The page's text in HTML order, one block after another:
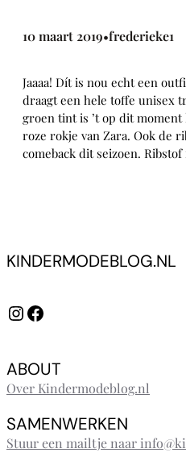
10 maart 2019•frederieke1
Jaaaa! Dít is nou echt een
draagt een hele toffe unisex
groen tint is ’t op dit
roze rokje van Zara. Ook de
comeback dit seizoen.
KINDERMODEBLOG.NL
InstagramFacebook
ABOUT
Over Kindermodeblog.nl
SAMENWERKEN
Stuur een mailtje naar